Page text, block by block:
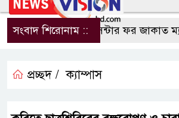
সংবাদ শিরোনাম ::
কুবিতে সেন্টার ফর জাকাত
প্রচ্ছদ / ক্যাম্পাস